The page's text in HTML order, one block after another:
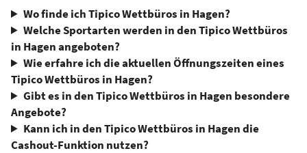
Wo finde ich Tipico Wettbüros in Hagen?
Welche Sportarten werden in den Tipico Wettbüros
in Hagen angeboten?
Wie erfahre ich die aktuellen Öffnungszeiten eines
Tipico Wettbüros in Hagen?
Gibt es in den Tipico Wettbüros in Hagen besondere
Angebote?
Kann ich in den Tipico Wettbüros in Hagen die
Cashout-Funktion nutzen?